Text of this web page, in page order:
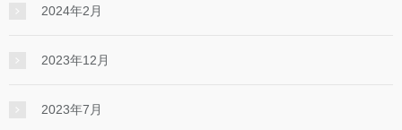
2024年2月
2023年12月
2023年7月